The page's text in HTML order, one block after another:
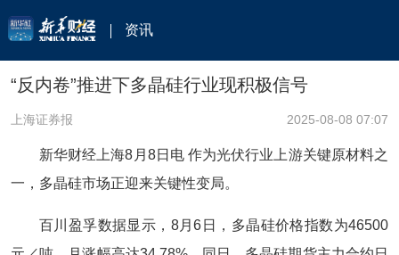
资讯
“反内卷”推进下多晶硅行业现积极信号
上海证券报 2025-08-08 07:07
新华财经上海8月8日电 作为光伏行业上游关键原材料之
一，多晶硅市场正迎来关键性变局。
百川盈孚数据显示，8月6日，多晶硅价格指数为46500